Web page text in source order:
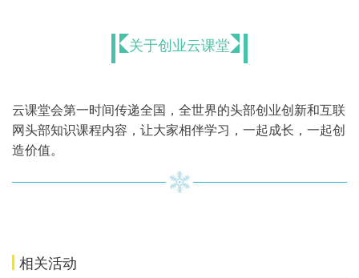
关于创业云课堂
云课堂会第一时间传递全国，全世界的头部创业创新和互联
网头部知识课程内容，让大家相伴学习，一起成长，一起创
造价值。
相关活动